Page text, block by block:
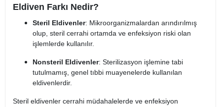
Eldiven Farkı Nedir?
Steril Eldivenler: Mikroorganizmalardan arındırılmış
olup, steril cerrahi ortamda ve enfeksiyon riski olan
işlemlerde kullanılır.
Nonsteril Eldivenler: Sterilizasyon işlemine tabi
tutulmamış, genel tıbbi muayenelerde kullanılan
eldivenlerdir.
Steril eldivenler cerrahi müdahalelerde ve enfeksiyon